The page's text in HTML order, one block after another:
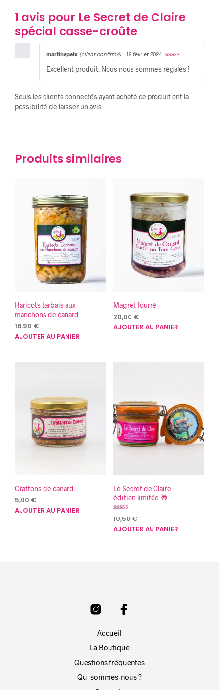
1 avis pour Le Secret de Claire
spécial casse-croûte
martinepeix (client confirmé) – 19 février 2024
Excellent produit. Nous nous sommes régalés !
Seuls les clients connectés ayant acheté ce produit ont la
possibilité de laisser un avis.
Produits similaires
Haricots tarbais aux
manchons de canard
18,90 €
AJOUTER AU PANIER
Magret fourré
20,00 €
AJOUTER AU PANIER
Grattons de canard
5,00 €
AJOUTER AU PANIER
Le Secret de Claire
édition limitée 🎁
5.00
10,50 €
AJOUTER AU PANIER
Accueil
La Boutique
Questions fréquentes
Qui sommes-nous ?